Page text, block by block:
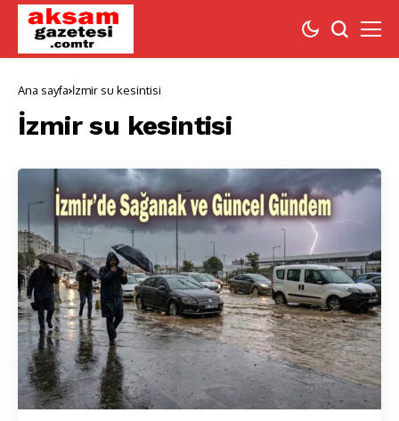
Ana sayfa İzmir su kesintisi
İzmir su kesintisi